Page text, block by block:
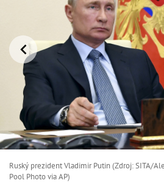
Ruský prezident Vladimir Putin (Zdroj: SITA/
Pool Photo via AP)